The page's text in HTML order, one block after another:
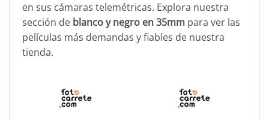
en sus cámaras telemétricas. Explora nuestra
sección de blanco y negro en 35mm para ver las
películas más demandas y fiables de nuestra
tienda.